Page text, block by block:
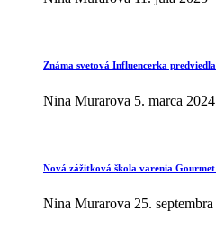
Známa svetová Influencerka
Nina Murarova 5. marca 2024
Nová zážitková škola varenia
Nina Murarova 25.